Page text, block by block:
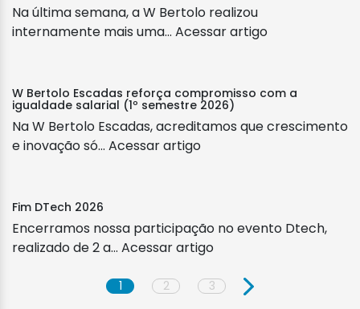
Na última semana, a W Bertolo realizou
internamente mais uma... Acessar artigo
W Bertolo Escadas reforça compromisso com a
igualdade salarial (1º semestre 2026)
Na W Bertolo Escadas, acreditamos que crescimento
e inovação só... Acessar artigo
Fim DTech 2026
Encerramos nossa participação no evento Dtech,
realizado de 2 a... Acessar artigo
1 2 3